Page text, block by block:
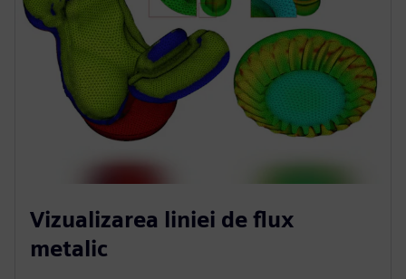
Vizualizarea liniei de flux
metalic